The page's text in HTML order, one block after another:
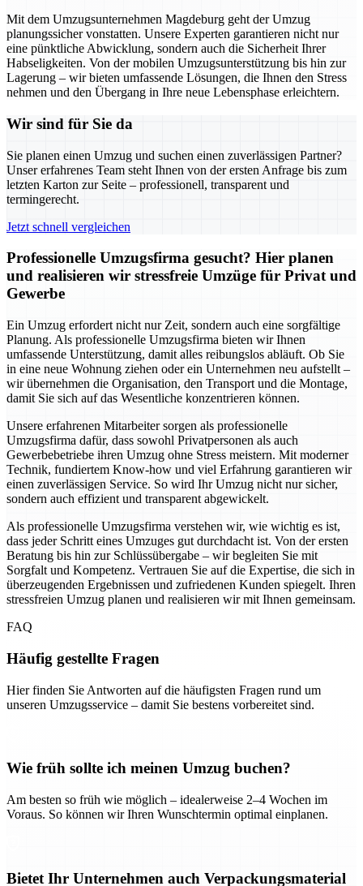
Mit dem Umzugsunternehmen Magdeburg geht der Umzug
planungssicher vonstatten. Unsere Experten garantieren nicht nur
eine pünktliche Abwicklung, sondern auch die Sicherheit Ihrer
Habseligkeiten. Von der mobilen Umzugsunterstützung bis hin zur
Lagerung – wir bieten umfassende Lösungen, die Ihnen den Stress
nehmen und den Übergang in Ihre neue Lebensphase erleichtern.
Wir sind für Sie da
Sie planen einen Umzug und suchen einen zuverlässigen Partner?
Unser erfahrenes Team steht Ihnen von der ersten Anfrage bis zum
letzten Karton zur Seite – professionell, transparent und
termingerecht.
Jetzt schnell vergleichen
Professionelle Umzugsfirma gesucht? Hier planen
und realisieren wir stressfreie Umzüge für Privat und
Gewerbe
Ein Umzug erfordert nicht nur Zeit, sondern auch eine sorgfältige
Planung. Als professionelle Umzugsfirma bieten wir Ihnen
umfassende Unterstützung, damit alles reibungslos abläuft. Ob Sie
in eine neue Wohnung ziehen oder ein Unternehmen neu aufstellt –
wir übernehmen die Organisation, den Transport und die Montage,
damit Sie sich auf das Wesentliche konzentrieren können.
Unsere erfahrenen Mitarbeiter sorgen als professionelle
Umzugsfirma dafür, dass sowohl Privatpersonen als auch
Gewerbebetriebe ihren Umzug ohne Stress meistern. Mit moderner
Technik, fundiertem Know-how und viel Erfahrung garantieren wir
einen zuverlässigen Service. So wird Ihr Umzug nicht nur sicher,
sondern auch effizient und transparent abgewickelt.
Als professionelle Umzugsfirma verstehen wir, wie wichtig es ist,
dass jeder Schritt eines Umzuges gut durchdacht ist. Von der ersten
Beratung bis hin zur Schlüssübergabe – wir begleiten Sie mit
Sorgfalt und Kompetenz. Vertrauen Sie auf die Expertise, die sich in
überzeugenden Ergebnissen und zufriedenen Kunden spiegelt. Ihren
stressfreien Umzug planen und realisieren wir mit Ihnen gemeinsam.
FAQ
Häufig gestellte Fragen
Hier finden Sie Antworten auf die häufigsten Fragen rund um
unseren Umzugsservice – damit Sie bestens vorbereitet sind.
Wie früh sollte ich meinen Umzug buchen?
Am besten so früh wie möglich – idealerweise 2–4 Wochen im
Voraus. So können wir Ihren Wunschtermin optimal einplanen.
Bietet Ihr Unternehmen auch Verpackungsmaterial